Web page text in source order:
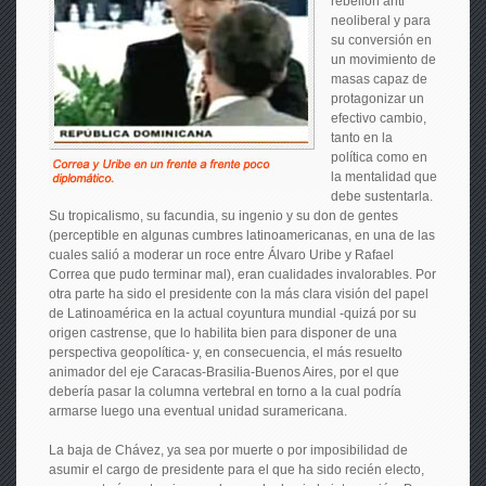
neoliberal y para
su conversión en
un movimiento de
masas capaz de
protagonizar un
efectivo cambio,
tanto en la
política como en
la mentalidad que
debe sustentarla.
Su tropicalismo, su facundia, su ingenio y su don de gentes
(perceptible en algunas cumbres latinoamericanas, en una de las
cuales salió a moderar un roce entre Álvaro Uribe y Rafael
Correa que pudo terminar mal), eran cualidades invalorables. Por
otra parte ha sido el presidente con la más clara visión del papel
de Latinoamérica en la actual coyuntura mundial -quizá por su
origen castrense, que lo habilita bien para disponer de una
perspectiva geopolítica- y, en consecuencia, el más resuelto
animador del eje Caracas-Brasilia-Buenos Aires, por el que
debería pasar la columna vertebral en torno a la cual podría
armarse luego una eventual unidad suramericana.
La baja de Chávez, ya sea por muerte o por imposibilidad de
asumir el cargo de presidente para el que ha sido recién electo,